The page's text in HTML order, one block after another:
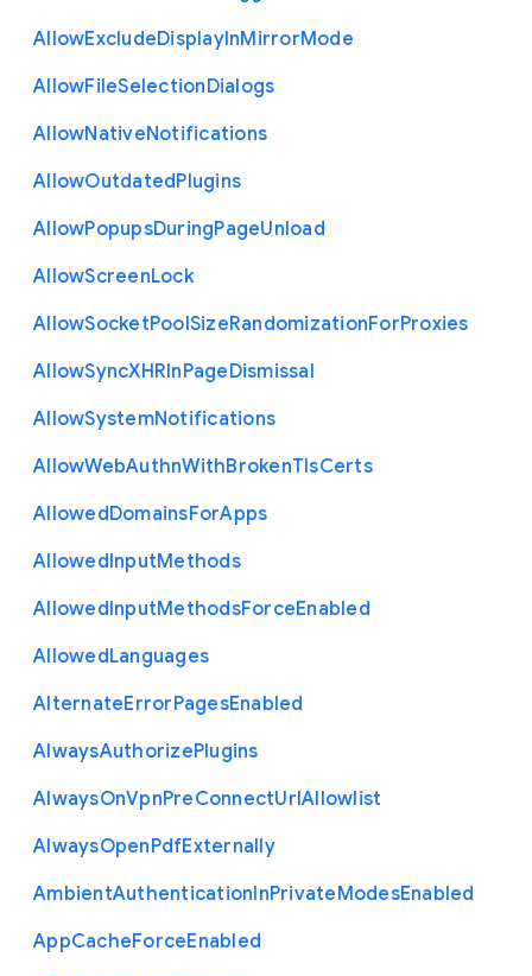
AllowExcludeDisplayInMirrorMode
AllowFileSelectionDialogs
AllowNativeNotifications
AllowOutdatedPlugins
AllowPopupsDuringPageUnload
AllowScreenLock
AllowSocketPoolSizeRandomizationForProxies
AllowSyncXHRInPageDismissal
AllowSystemNotifications
AllowWebAuthnWithBrokenTlsCerts
AllowedDomainsForApps
AllowedInputMethods
AllowedInputMethodsForceEnabled
AllowedLanguages
AlternateErrorPagesEnabled
AlwaysAuthorizePlugins
AlwaysOnVpnPreConnectUrlAllowlist
AlwaysOpenPdfExternally
AmbientAuthenticationInPrivateModesEnabled
AppCacheForceEnabled